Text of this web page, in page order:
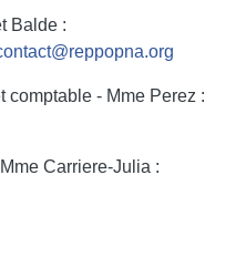
Balde :
comptable - Mme Perez :
Carriere-Julia :